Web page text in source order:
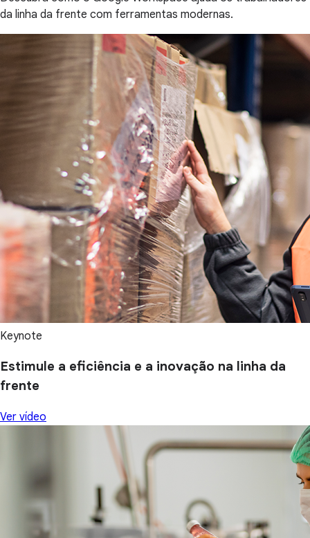
da linha da frente com ferramentas modernas.
Keynote
Estimule a eficiência e a inovação na linha da
frente
Ver vídeo